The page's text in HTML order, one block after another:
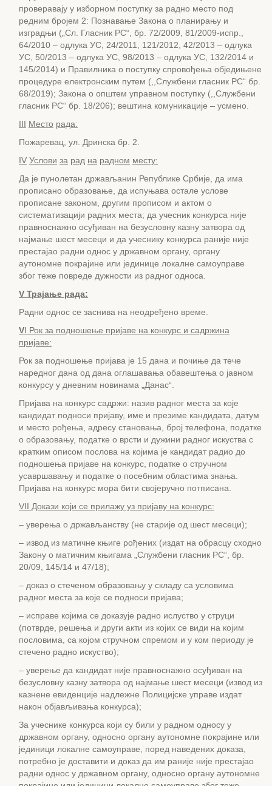
проверавају у изборном поступку за радно место под
редним бројем 2: Познавање Закона о планирању и
изградњи („Сл. Гласник РС“, бр. 72/2009, 81/2009-испр.,
64/2010 – одлука УС, 24/2011, 121/2012, 42/2013 – одлука
УС, 50/2013 – одлука УС, 98/2013 – одлука УС, 132/2014 и
145/2014) и Правилника о поступку спровођења обједињене
процедуре електронским путем (,,Службени гласник РС“ бр.
68/2019); Закона о општем управном поступку (,,Службени
гласник РС“ бр. 18/206); вештина комуникације – усмено.
III Место рада:
Пожаревац, ул. Дринска бр. 2.
IV Услови за рад на радном месту:
Да је пунолетан држављанин Републике Србије, да има
прописано образовање, да испуњава остале услове
прописане законом, другим прописом и актом о
систематизацији радних места; да учесник конкурса није
правноснажно осуђиван на безусловну казну затвора од
најмање шест месеци и да учеснику конкурса раније није
престајао радни однос у државном органу, органу
аутономне покрајине или јединице локалне самоуправе
због теже повреде дужности из радног односа.
V Трајање рада:
Радни однос се заснива на неодређено време.
VI Рок за подношење пријаве на конкурс и садржина
пријаве:
Рок за подношење пријава је 15 дана и почиње да тече
наредног дана од дана оглашавања обавештења о јавном
конкурсу у дневним новинама „Данас“.
Пријава на конкурс садржи: назив радног места за које
кандидат подноси пријаву, име и презиме кандидата, датум
и место рођења, адресу становања, број телефона, податке
о образовању, податке о врсти и дужини радног искуства с
кратким описом послова на којима је кандидат радио до
подношења пријаве на конкурс, податке о стручном
усавршавању и податке о посебним областима знања.
Пријава на конкурс мора бити својеручно потписана.
VII Докази који се прилажу уз пријаву на конкурс:
– уверења о држављанству (не старије од шест месеци);
– извод из матичне књиге рођених (издат на обрасцу сходно
Закону о матичним књигама „Службени гласник РС“, бр.
20/09, 145/14 и 47/18);
– доказ о стеченом образовању у складу са условима
радног места за које се подноси пријава;
– исправе којима се доказује радно ислуство у струци
(потврде, решења и други акти из којих се види на којим
пословима, са којом стручном спремом и у ком периоду је
стечено радно искуство);
– уверење да кандидат није правноснажно осуђиван на
безусловну казну затвора од најмање шест месеци (извод из
казнене евиденције надлежне Полицијске управе издат
након објављивања конкурса);
За учеснике конкурса који су били у радном односу у
државном органу, односно органу аутономне покрајине или
јединици локалне самоуправе, поред наведених доказа,
потребно је доставити и доказ да им раније није престајао
радни однос у државном органу, односно органу аутономне